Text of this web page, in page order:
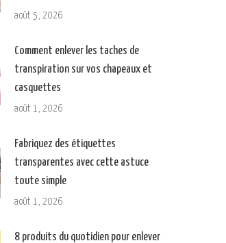
août 5, 2026
Comment enlever les taches de
transpiration sur vos chapeaux et
casquettes
août 1, 2026
Fabriquez des étiquettes
transparentes avec cette astuce
toute simple
août 1, 2026
8 produits du quotidien pour enlever